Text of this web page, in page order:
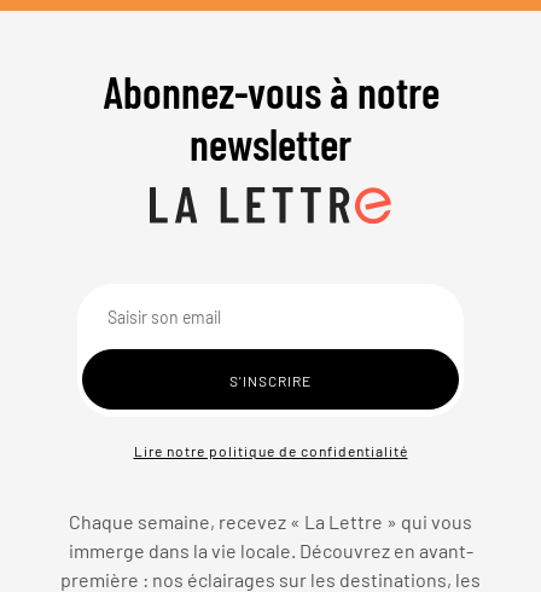
Abonnez-vous à notre
newsletter
Lire notre politique de confidentialité
Chaque semaine, recevez « La Lettre » qui vous
immerge dans la vie locale. Découvrez en avant-
première : nos éclairages sur les destinations, les